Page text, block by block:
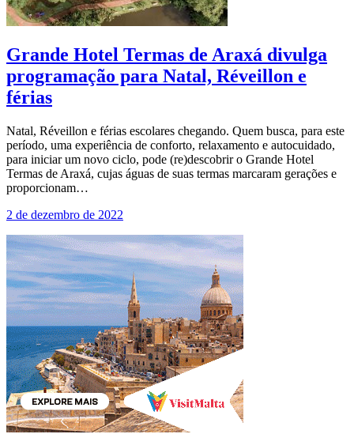
Grande Hotel Termas de Araxá divulga
programação para Natal, Réveillon e
férias
Natal, Réveillon e férias escolares chegando. Quem busca, para este
período, uma experiência de conforto, relaxamento e autocuidado,
para iniciar um novo ciclo, pode (re)descobrir o Grande Hotel
Termas de Araxá, cujas águas de suas termas marcaram gerações e
proporcionam…
2 de dezembro de 2022